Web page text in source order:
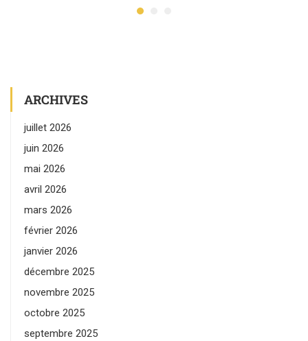
ARCHIVES
juillet 2026
juin 2026
mai 2026
avril 2026
mars 2026
février 2026
janvier 2026
décembre 2025
novembre 2025
octobre 2025
septembre 2025